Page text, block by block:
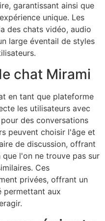
garantissant ainsi que
unique. Les
des chats vidéo, audio
large éventail de styles
chat Mirami
en tant que plateforme
les utilisateurs avec
des conversations
peuvent choisir l'âge et
de discussion, offrant
l'on ne trouve pas sur
Ces
privées, offrant un
permettant aux